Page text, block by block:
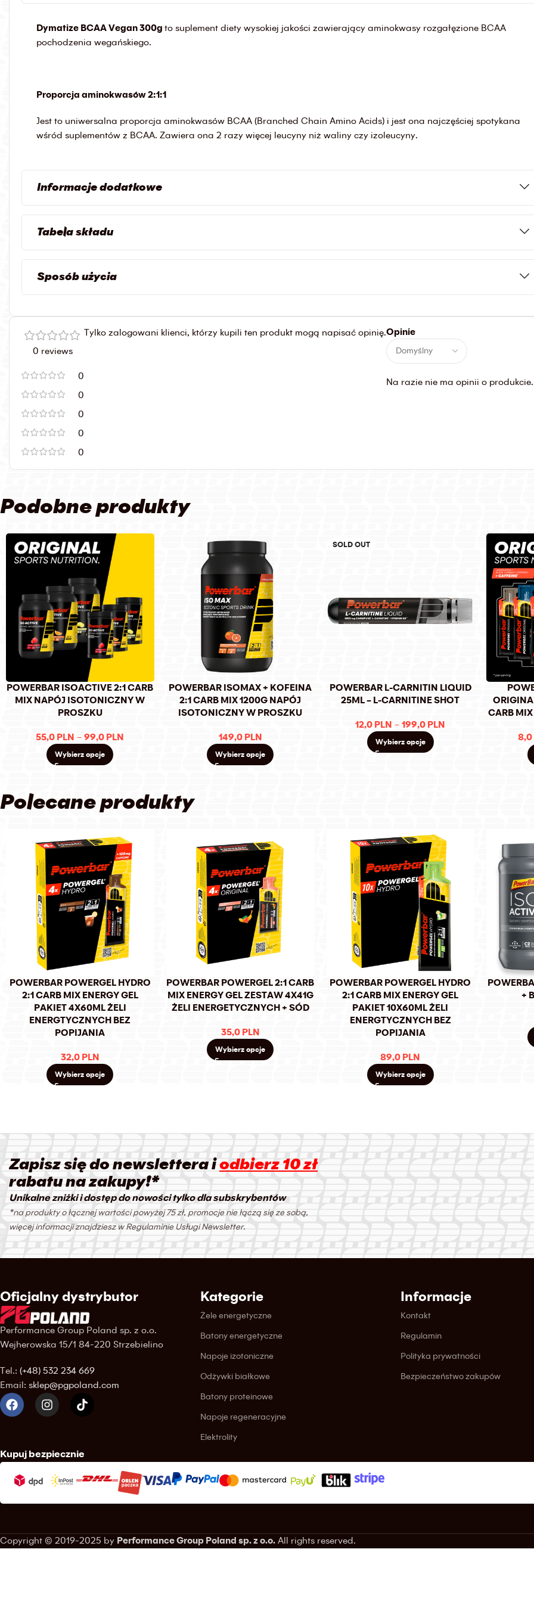
Dymatize BCAA Vegan 300g to suplement diety wysokiej jakości zawierający aminokwasy rozgałęzione BCAA
pochodzenia wegańskiego.
Proporcja aminokwasów 2:1:1
Jest to uniwersalna proporcja aminokwasów BCAA (Branched Chain Amino Acids) i jest ona najczęściej spotykana
wśród suplementów z BCAA. Zawiera ona 2 razy więcej leucyny niż waliny czy izoleucyny.
Informacje dodatkowe
Tabela składu
Sposób użycia
0 reviews
0
0
0
0
0
Opinie
Na razie nie ma opinii o produkcie.
Tylko zalogowani klienci, którzy kupili ten produkt mogą napisać opinię.
Podobne produkty
POWERBAR ISOACTIVE 2:1 CARB
MIX NAPÓJ ISOTONICZNY W
PROSZKU
55,0 PLN –99,0 PLN
Wybierz opcje
POWERBAR ISOMAX + KOFEINA
2:1 CARB MIX 1200G NAPÓJ
ISOTONICZNY W PROSZKU
149,0 PLN
Wybierz opcje
SOLD OUT
POWERBAR L-CARNITIN LIQUID
25ML – L-CARNITINE SHOT
12,0 PLN –199,0 PLN
Wybierz opcje
CARB MIX
8,0
Polecane produkty
POWERBAR POWERGEL HYDRO
2:1 CARB MIX ENERGY GEL
PAKIET 4X60ML ŻELI
ENERGTYCZNYCH BEZ
POPIJANIA
32,0 PLN
Wybierz opcje
POWERBAR POWERGEL 2:1 CARB
MIX ENERGY GEL ZESTAW 4X41G
ŻELI ENERGETYCZNYCH + SÓD
35,0 PLN
Wybierz opcje
POWERBAR POWERGEL HYDRO
2:1 CARB MIX ENERGY GEL
PAKIET 10X60ML ŻELI
ENERGTYCZNYCH BEZ
POPIJANIA
89,0 PLN
Wybierz opcje
+
Zapisz się do newslettera iodbierz 10 zł
rabatu na zakupy!*
Unikalne zniżki i dostęp do nowości tylko dla subskrybentów
*na produkty o łącznej wartości powyżej 75 zł, promocje nie łączą się ze sobą,
więcej informacji znajdziesz w Regulaminie Usługi Newsletter.
Oficjalny dystrybutor
Performance Group Poland sp. z o.o.
Wejherowska 15/1 84-220 Strzebielino
Tel.: (+48) 532 234 669
Email: sklep@pgpoland.com
Kategorie
Żele energetyczne
Batony energetyczne
Napoje izotoniczne
Odżywki białkowe
Batony proteinowe
Napoje regeneracyjne
Elektrolity
Informacje
Kontakt
Regulamin
Polityka prywatności
Bezpieczeństwo zakupów
Kupuj bezpiecznie
Copyright © 2019-2025 by Performance Group Poland sp. z o.o. All rights reserved.